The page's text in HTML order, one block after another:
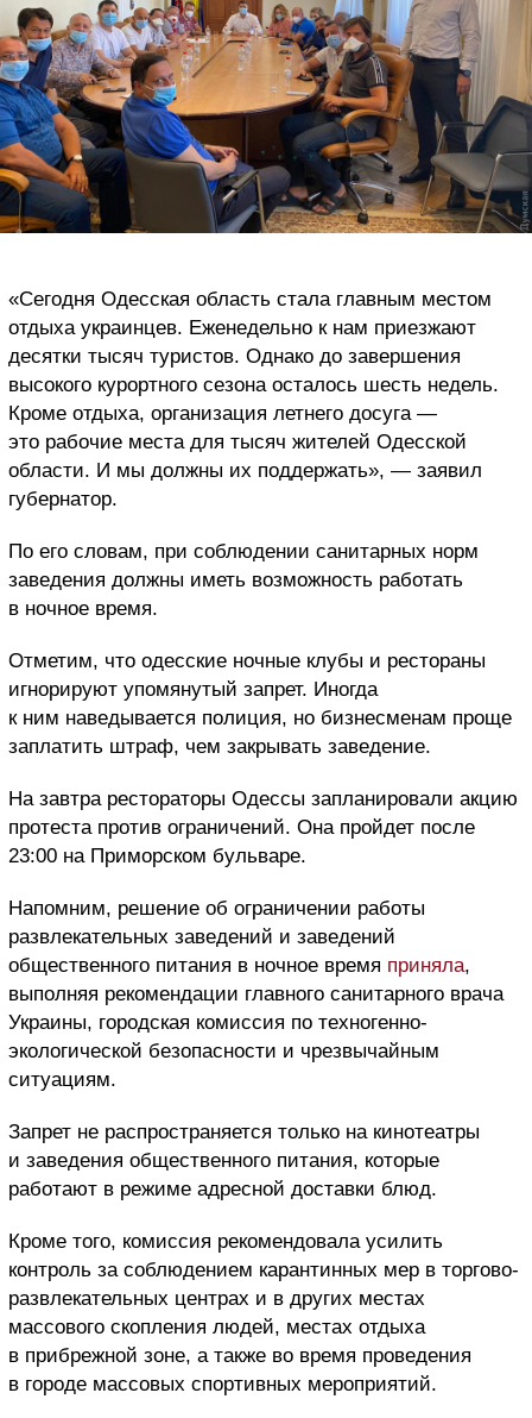
«Сегодня Одесская область стала главным местом
отдыха украинцев. Еженедельно к нам приезжают
десятки тысяч туристов. Однако до завершения
высокого курортного сезона осталось шесть недель.
Кроме отдыха, организация летнего досуга —
это рабочие места для тысяч жителей Одесской
области. И мы должны их поддержать», — заявил
губернатор.
По его словам, при соблюдении санитарных норм
заведения должны иметь возможность работать
в ночное время.
Отметим, что одесские ночные клубы и рестораны
игнорируют упомянутый запрет. Иногда
к ним наведывается полиция, но бизнесменам проще
заплатить штраф, чем закрывать заведение.
На завтра рестораторы Одессы запланировали акцию
протеста против ограничений. Она пройдет после
23:00 на Приморском бульваре.
Напомним, решение об ограничении работы
развлекательных заведений и заведений
общественного питания в ночное время приняла,
выполняя рекомендации главного санитарного врача
Украины, городская комиссия по техногенно-
экологической безопасности и чрезвычайным
ситуациям.
Запрет не распространяется только на кинотеатры
и заведения общественного питания, которые
работают в режиме адресной доставки блюд.
Кроме того, комиссия рекомендовала усилить
контроль за соблюдением карантинных мер в торгово-
развлекательных центрах и в других местах
массового скопления людей, местах отдыха
в прибрежной зоне, а также во время проведения
в городе массовых спортивных мероприятий.